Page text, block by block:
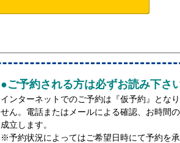
●ご予約される方は必ずお読み下さ
インターネットでのご予約は『仮予約』とな
せん。電話またはメールによる確認、お時間
成立します。
※予約状況によってはご希望日時にて予約を